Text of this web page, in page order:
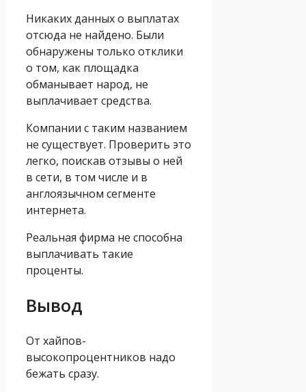
Никаких данных о выплатах
отсюда не найдено. Были
обнаружены только отклики
о том, как площадка
обманывает народ, не
выплачивает средства.
Компании с таким названием
не существует. Проверить это
легко, поискав отзывы о ней
в сети, в том числе и в
англоязычном сегменте
интернета.
Реальная фирма не способна
выплачивать такие
проценты.
Вывод
От хайпов-
высокопроцентников надо
бежать сразу.